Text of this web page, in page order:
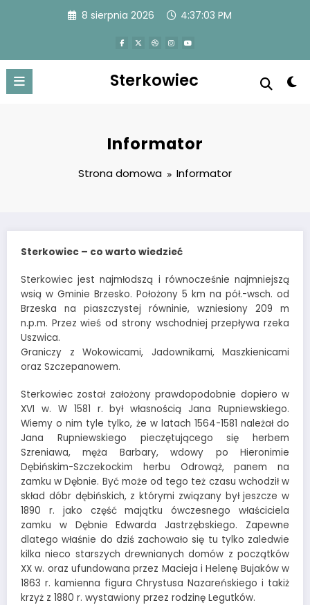
8 sierpnia 2026 4:37:03 PM
Sterkowiec
Informator
Strona domowa Informator
Sterkowiec – co warto wiedzieć
Sterkowiec jest najmłodszą i równocześnie najmniejszą
wsią w Gminie Brzesko. Położony 5 km na pół.-wsch. od
Brzeska na piaszczystej równinie, wzniesiony 209 m
n.p.m. Przez wieś od strony wschodniej przepływa rzeka
Uszwica.
Graniczy z Wokowicami, Jadownikami, Maszkienicami
oraz Szczepanowem.
Sterkowiec został założony prawdopodobnie dopiero w
XVI w. W 1581 r. był własnością Jana Rupniewskiego.
Wiemy o nim tyle tylko, że w latach 1564-1581 należał do
Jana Rupniewskiego pieczętującego się herbem
Szreniawa, męża Barbary, wdowy po Hieronimie
Dębińskim-Szczekockim herbu Odrowąż, panem na
zamku w Dębnie. Być może od tego też czasu wchodził w
skład dóbr dębińskich, z którymi związany był jeszcze w
1890 r. jako część majątku ówczesnego właściciela
zamku w Dębnie Edwarda Jastrzębskiego. Zapewne
dlatego właśnie do dziś zachowało się tu tylko zaledwie
kilka nieco starszych drewnianych domów z początków
XX w. oraz ufundowana przez Macieja i Helenę Bujaków w
1863 r. kamienna figura Chrystusa Nazareńskiego i takiż
krzyż z 1880 r. wystawiony przez rodzinę Legutków.